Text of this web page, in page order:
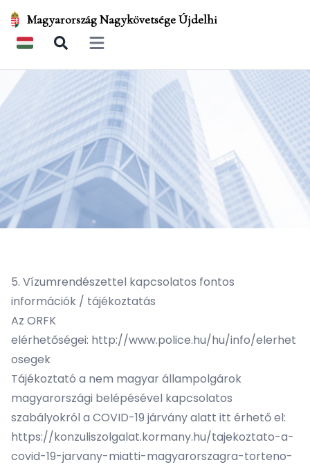
Magyarország Nagykövetsége Újdelhi
Open main menu
5. Vízumrendészettel kapcsolatos fontos
információk / tájékoztatás
Az ORFK
elérhetőségei: http://www.police.hu/hu/info/elerhet
osegek
Tájékoztató a nem magyar állampolgárok
magyarországi belépésével kapcsolatos
szabályokról a COVID-19 járvány alatt itt érhető el:
https://konzuliszolgalat.kormany.hu/tajekoztato-a-
covid-19-jarvany-miatti-magyarorszagra-torteno-